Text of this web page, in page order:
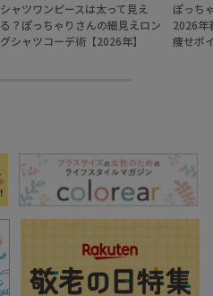
シャツワンピースは太って見え
る？ぽっちゃりさんの細見えロン
グシャツコーデ術【2026年】
ぽっち
2026年
痩せポ